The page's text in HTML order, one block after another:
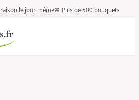
le jour même🌸 Plus de 500 bouquets